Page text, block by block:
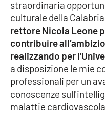
Ilreggino.it
Cosenzachannel.it
Ilvibonese.it
Catanzarochannel.it
straordinaria
culturale della
rettore Nicola Leone
contribuire
realizzando per
a disposizione le mie
professionali per un
conoscenze
malattie